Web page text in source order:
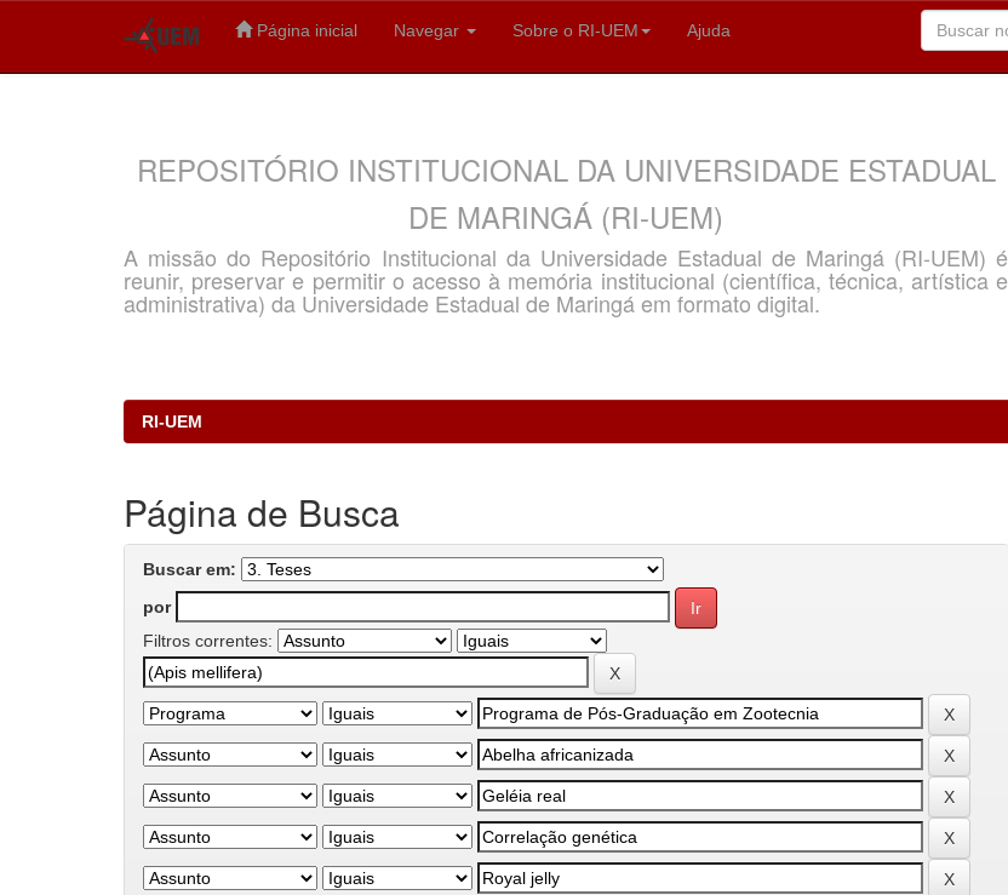
Página inicial Navegar Sobre o RI-UEM Ajuda
REPOSITÓRIO INSTITUCIONAL DA UNIVERSIDADE ESTADUAL
DE MARINGÁ (RI-UEM)
A missão do Repositório Institucional da Universidade Estadual de Maringá (RI-UEM) é
reunir, preservar e permitir o acesso à memória institucional (científica, técnica, artística e
administrativa) da Universidade Estadual de Maringá em formato digital.
RI-UEM
Página de Busca
Buscar em:
por
Filtros correntes: